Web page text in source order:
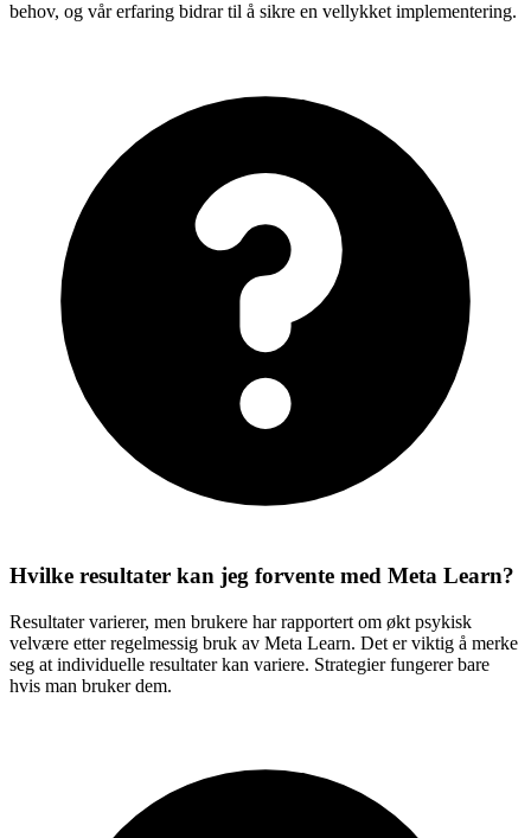
behov, og vår erfaring bidrar til å sikre en vellykket implementering.
Hvilke resultater kan jeg forvente med Meta Learn?
Resultater varierer, men brukere har rapportert om økt psykisk
velvære etter regelmessig bruk av Meta Learn. Det er viktig å merke
seg at individuelle resultater kan variere. Strategier fungerer bare
hvis man bruker dem.